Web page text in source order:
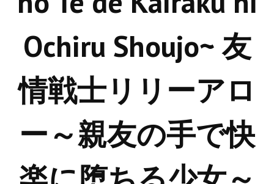
Aliens vs Predator 2 (Русские субтитры)
Новый ГГ
Моды группы
Теневой кардинал для Скайрима
Работы Alexandra10
Apella CBBE SSE BodySlide (with Physics)
Ochiru Shoujo~ 友
情戦士リリーアロ
ー～親友の手で快